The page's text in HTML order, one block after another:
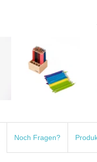
Noch Fragen?